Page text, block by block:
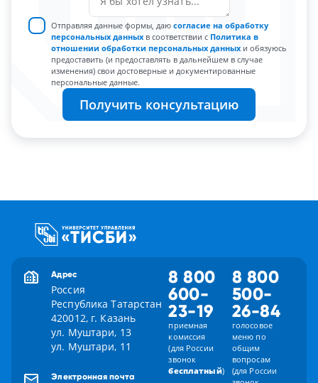
Отправляя данные формы, даю согласие на обработку
персональных данных в соответствии с Политика в
отношении обработки персональных данных и обязуюсь
предоставить (и предоставлять в дальнейшем в случае
изменения) свои достоверные и документированные
персональные данные.
Получить консультацию
Адрес
Россия
Республика Татарстан
420012, г. Казань
ул. Муштари, 13
ул. Муштари, 11
Электронная почта
8 800
600-
23-19
приемная
комиссия
(для России
звонок
бесплатный)
8 800
500-
26-84
голосовое
меню по
общим
вопросам
(для России